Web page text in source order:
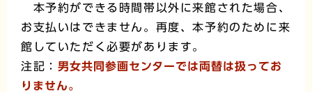
本予約ができる時間帯以外に来館された場合、
お支払いはできません。再度、本予約のために来
館していただく必要があります。
注記： 男女共同参画センターでは両替は扱ってお
りません。